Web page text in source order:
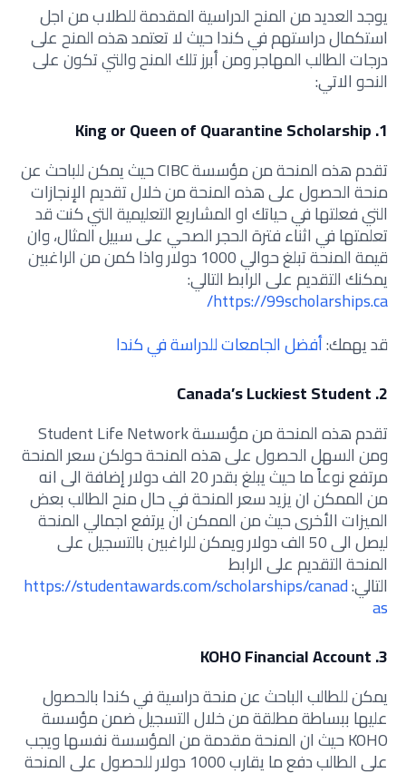
يوجد العديد من المنح الدراسية المقدمة للطلاب من اجل
استكمال دراستهم في كندا حيث لا تعتمد هذه المنح على
درجات الطالب المهاجر ومن أبرز تلك المنح والتي تكون على
النحو الاتي:
1. King or Queen of Quarantine Scholarship
تقدم هذه المنحة من مؤسسة CIBC حيث يمكن للباحث عن
منحة الحصول على هذه المنحة من خلال تقديم الإنجازات
التي فعلتها في حياتك او المشاريع التعليمية التي كنت قد
تعلمتها في اثناء فترة الحجر الصحي على سبيل المثال، وان
قيمة المنحة تبلغ حوالي 1000 دولار واذا كمن من الراغبين
يمكنك التقديم على الرابط التالي:
https://99scholarships.ca/
قد يهمك:أفضل الجامعات للدراسة في كندا
2. Canada’s Luckiest Student
تقدم هذه المنحة من مؤسسة Student Life Network
ومن السهل الحصول على هذه المنحة حولكن سعر المنحة
مرتفع نوعاً ما حيث يبلغ بقدر 20 الف دولار إضافة الى انه
من الممكن ان يزيد سعر المنحة في حال منح الطالب بعض
الميزات الأخرى حيث من الممكن ان يرتفع اجمالي المنحة
ليصل الى 50 الف دولار ويمكن للراغبين بالتسجيل على
المنحة التقديم على الرابط
التالي:https://studentawards.com/scholarships/canad
as
3. KOHO Financial Account
يمكن للطالب الباحث عن منحة دراسية في كندا بالحصول
عليها ببساطة مطلقة من خلال التسجيل ضمن مؤسسة
KOHO حيث ان المنحة مقدمة من المؤسسة نفسها ويجب
على الطالب دفع ما يقارب 1000 دولار للحصول على المنحة